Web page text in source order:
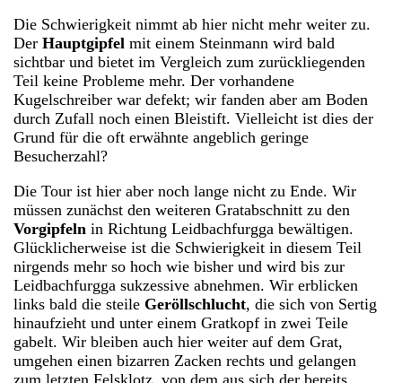
Die Schwierigkeit nimmt ab hier nicht mehr weiter zu.
DerHauptgipfel mit einem Steinmann wird bald
sichtbar und bietet im Vergleich zum zurückliegenden
Teil keine Probleme mehr. Der vorhandene
Kugelschreiber war defekt; wir fanden aber am Boden
durch Zufall noch einen Bleistift. Vielleicht ist dies der
Grund für die oft erwähnte angeblich geringe
Besucherzahl?
Die Tour ist hier aber noch lange nicht zu Ende. Wir
müssen zunächst den weiteren Gratabschnitt zu den
Vorgipfeln in Richtung Leidbachfurgga bewältigen.
Glücklicherweise ist die Schwierigkeit in diesem Teil
nirgends mehr so hoch wie bisher und wird bis zur
Leidbachfurgga sukzessive abnehmen. Wir erblicken
links bald die steile Geröllschlucht, die sich von Sertig
hinaufzieht und unter einem Gratkopf in zwei Teile
gabelt. Wir bleiben auch hier weiter auf dem Grat,
umgehen einen bizarren Zacken rechts und gelangen
zum letzten Felsklotz, von dem aus sich der bereits